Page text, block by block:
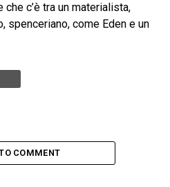
c’è tra un materialista,
spenceriano, come Eden e un
COMMENT